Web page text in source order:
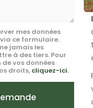
mes données
ce formulaire.
jamais les
à des tiers. Pour
vos données
droits, cliquez-ici.